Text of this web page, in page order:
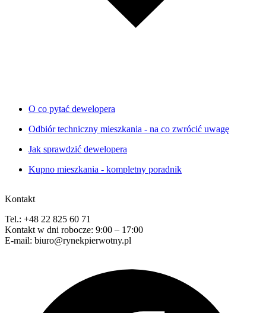
O co pytać dewelopera
Odbiór techniczny mieszkania - na co zwrócić uwagę
Jak sprawdzić dewelopera
Kupno mieszkania - kompletny poradnik
Kontakt
Tel.: +48 22 825 60 71
Kontakt w dni robocze: 9:00 – 17:00
E-mail: biuro@rynekpierwotny.pl